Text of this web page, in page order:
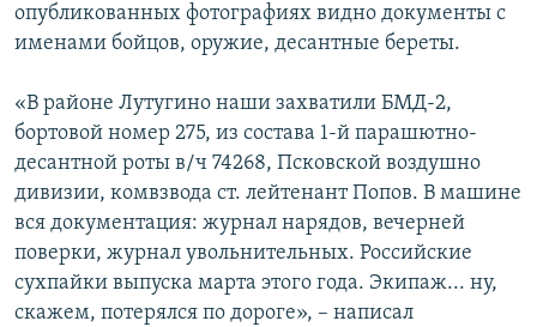
опубликованных фотографиях видно документы с
именами бойцов, оружие, десантные береты.
«В районе Лутугино наши захватили БМД-2,
бортовой номер 275, из состава 1-й парашютно-
десантной роты в/ч 74268, Псковской воздушно
дивизии, комвзвода ст. лейтенант Попов. В машине
вся документация: журнал нарядов, вечерней
поверки, журнал увольнительных. Российские
сухпайки выпуска марта этого года. Экипаж... ну,
скажем, потерялся по дороге», – написал